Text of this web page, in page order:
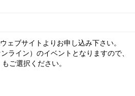
ェブサイトよりお申し込み下さい。
ライン）のイベントとなりますので、
ご選択ください。